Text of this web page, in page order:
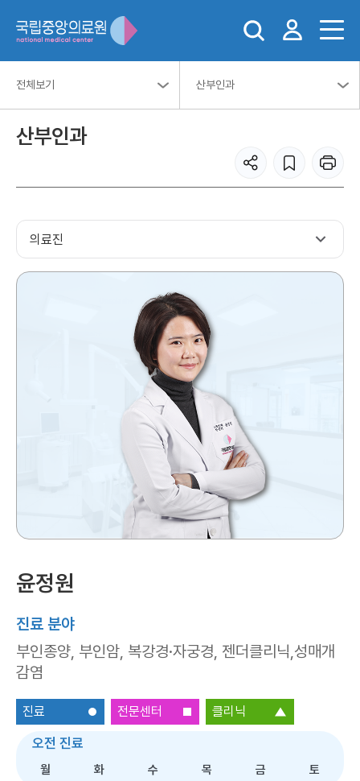
전체보기 산부인과
산부인과
의료진
윤정원
진료 분야
부인종양, 부인암, 복강경·자궁경, 젠더클리닉,성매개
감염
진료 전문센터 클리닉
오전 진료
월 화 수 목 금 토